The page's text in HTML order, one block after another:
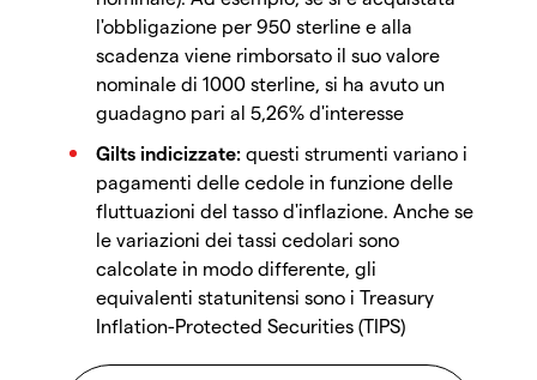
l'obbligazione per 950 sterline e alla
scadenza viene rimborsato il suo valore
nominale di 1000 sterline, si ha avuto un
guadagno pari al 5,26% d'interesse
Gilts indicizzate: questi strumenti variano i
pagamenti delle cedole in funzione delle
fluttuazioni del tasso d'inflazione. Anche se
le variazioni dei tassi cedolari sono
calcolate in modo differente, gli
equivalenti statunitensi sono i Treasury
Inflation-Protected Securities (TIPS)